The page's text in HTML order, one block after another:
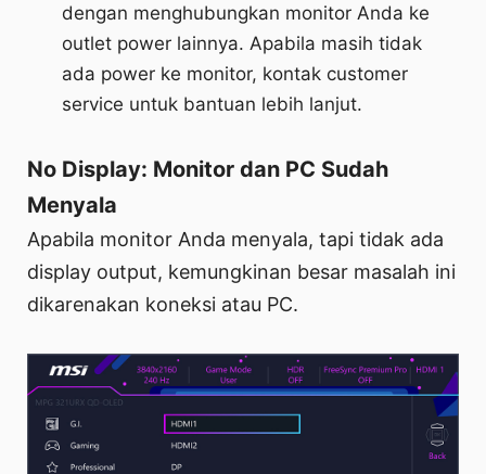
dengan menghubungkan monitor Anda ke
outlet power lainnya. Apabila masih tidak
ada power ke monitor, kontak customer
service untuk bantuan lebih lanjut.
No Display: Monitor dan PC Sudah
Menyala
Apabila monitor Anda menyala, tapi tidak ada
display output, kemungkinan besar masalah ini
dikarenakan koneksi atau PC.